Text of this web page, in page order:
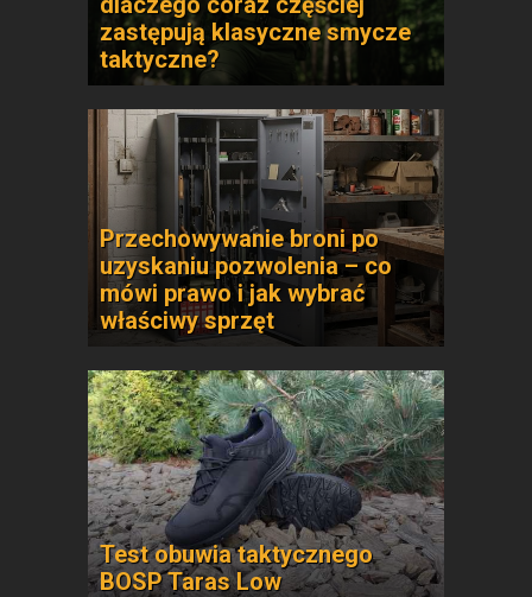
zastępują klasyczne smycze
taktyczne?
Przechowywanie broni po
uzyskaniu pozwolenia – co
mówi prawo i jak wybrać
właściwy sprzęt
Test obuwia taktycznego
BOSP Taras Low